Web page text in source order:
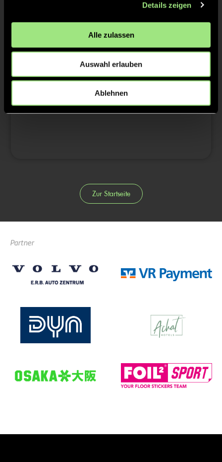
Details zeigen
Alle zulassen
Auswahl erlauben
Ablehnen
0:1 Caspar M., 5’
2/4
0:2 Franco A., 13’
3/4
Zur Startseite
Partner